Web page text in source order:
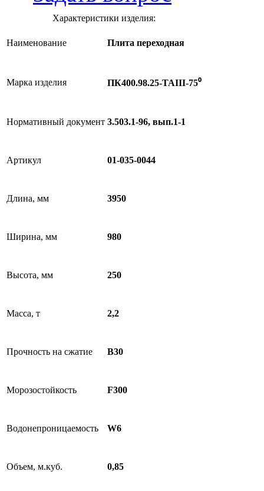
Характеристики изделия:
Наименование Плита переходная
Марка изделия ПК400.98.25-ТАIII-75⁰
Нормативный документ 3.503.1-96, вып.1-1
Артикул 01-035-0044
Длина, мм 3950
Ширина, мм 980
Высота, мм 250
Масса, т 2,2
Прочность на сжатие B30
Морозостойкость F300
Водонепроницаемость W6
Объем, м.куб. 0,85